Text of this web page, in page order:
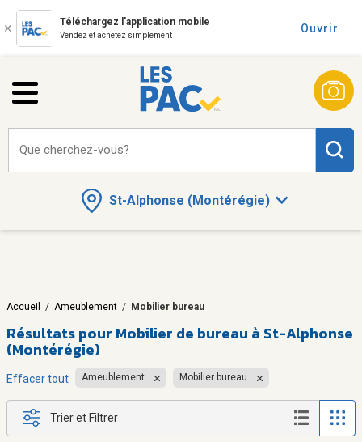
Téléchargez l'application mobile
Vendez et achetez simplement
Ouvrir
St-Alphonse (Montérégie)
Que cherchez-vous?
Accueil / Ameublement / Mobilier bureau
Résultats pour Mobilier de bureau à St-Alphonse
(Montérégie)
Effacer tout Ameublement Mobilier bureau
Trier et Filtrer